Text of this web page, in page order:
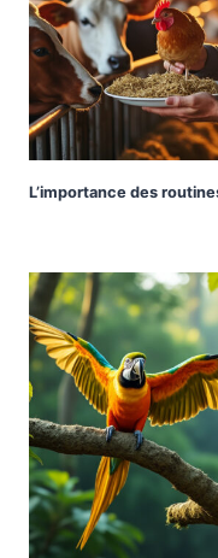
L’importance des